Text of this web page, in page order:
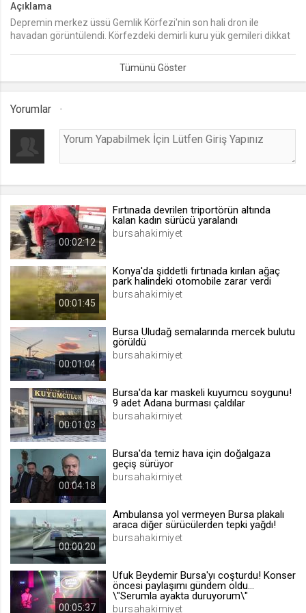
lang
.web.tv
Seçilen dil tercihini tutmak
.web.tv
[hash]
.web.tv
Site içeriği önerme
1 yıl
voteLike*
.web.tv
1 ay
.web.tv
İsimsiz ziyaretçi için site içeriği
Açıklama
Depremin merkez üssü Gemlik Körfezi'nin son hali dron ile
havadan görüntülendi. Körfezdeki demirli kuru yük gemileri dikkat
Yorumlar
00:02:12
Fırtınada devrilen triportörün altında
kalan kadın sürücü yaralandı
bursahakimiyet
00:01:45
Konya'da şiddetli fırtınada kırılan ağaç
park halindeki otomobile zarar verdi
bursahakimiyet
00:01:04
Bursa Uludağ semalarında mercek bulutu
görüldü
bursahakimiyet
00:01:03
Bursa'da kar maskeli kuyumcu soygunu!
9 adet Adana burması çaldılar
bursahakimiyet
00:04:18
Bursa'da temiz hava için doğalgaza
geçiş sürüyor
bursahakimiyet
00:00:20
Ambulansa yol vermeyen Bursa plakalı
araca diğer sürücülerden tepki yağdı!
bursahakimiyet
00:05:37
Ufuk Beydemir Bursa'yı coşturdu! Konser
öncesi paylaşımı gündem oldu...
\"Serumla ayakta duruyorum\"
bursahakimiyet